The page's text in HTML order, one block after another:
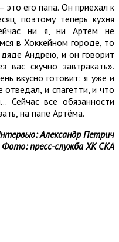
это его папа. Он приехал к
поэтому теперь кухня
ни я, ни Артём не
в Хоккейном городе, то
Андрею, и он говорит
скучно завтракать».
вкусно готовит: я уже и
и спагетти, и что
Сейчас все обязанности
на папе Артёма.
Александр Петрич
Фото: пресс-служба ХК СКА